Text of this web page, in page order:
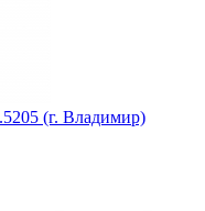
(г. Владимир)